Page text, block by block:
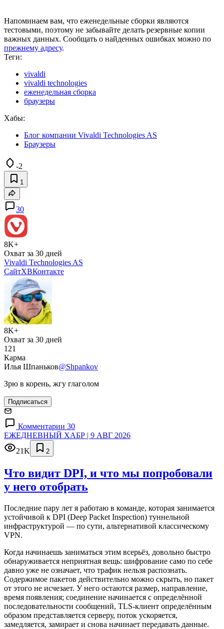
Напоминаем вам, что еженедельные сборки являются
тестовыми, поэтому не забывайте делать резервные копии
важных данных. Сообщать о найденных ошибках можно по
прежнему адресу.
Теги:
vivaldi
vivaldi technologies
еженедельная сборка
браузеры
Хабы:
Блог компании Vivaldi Technologies AS
Браузеры
-2
1
30
8K+
Охват за 30 дней
Vivaldi Technologies AS
СайтXВКонтакте
8K+
Охват за 30 дней
121
Карма
Илья Шпаньков@Shpankov
Зрю в корень, жгу глаголом
Подписаться
Комментарии 30
ЕЖЕДНЕВНЫЙ ХАБР | 9 АВГ 2026
21K
2
Что видит DPI, и что мы попробовали
у него отобрать
Последние пару лет я работаю в команде, которая занимается
устойчивой к DPI (Deep Packet Inspection) туннельной
инфраструктурой — по сути, альтернативой классическому
VPN.
Когда начинаешь заниматься этим всерьёз, довольно быстро
обнаруживается неприятная вещь: шифрование само по себе
давно уже не означает, что трафик нельзя распознать.
Содержимое пакетов действительно можно скрыть, но пакет
от этого не исчезает. У него остаются размер, направление,
время появления; соединение начинается с определённой
последовательности сообщений, TLS-клиент определённым
образом представляется серверу, поток ускоряется,
замедляется, замирает и снова начинает передавать данные.